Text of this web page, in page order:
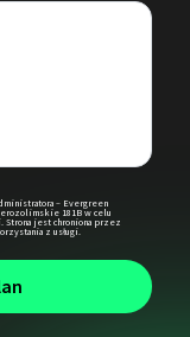
– Evergreen
181B w celu
. Strona jest chroniona przez
z usługi.